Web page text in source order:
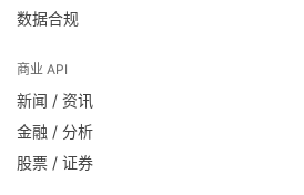
数据合规
商业 API
新闻 / 资讯
金融 / 分析
股票 / 证券